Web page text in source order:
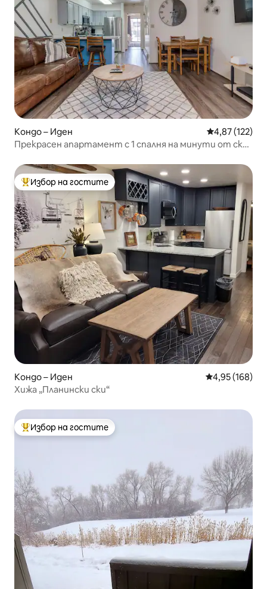
Кондо – Иден Средна
4,87 (122)
Прекрасен апартамент с 1 спалня на минути от ски
Най-популярен избор на гостите
Избор на гостите
Кондо – Иден Средна
4,95 (168)
Хижа „Планински ски“
Най-популярен избор на гостите
Избор на гостите